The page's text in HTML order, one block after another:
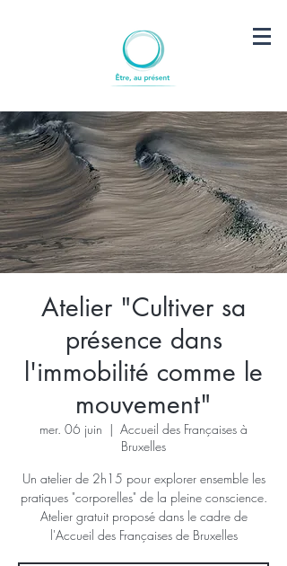
Atelier "Cultiver sa
présence dans
l'immobilité comme le
mouvement"
mer. 06 juin
  |
Accueil des Françaises à
Bruxelles
Un atelier de 2h15 pour explorer ensemble les
pratiques "corporelles" de la pleine conscience.
Atelier gratuit proposé dans le cadre de
l'Accueil des Françaises de Bruxelles